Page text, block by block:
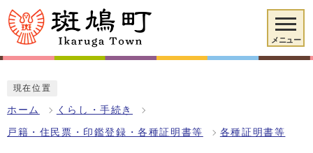
メニュー
現在位置
ホーム くらし・手続き
戸籍・住民票・印鑑登録・各種証明書等 各種証明書等